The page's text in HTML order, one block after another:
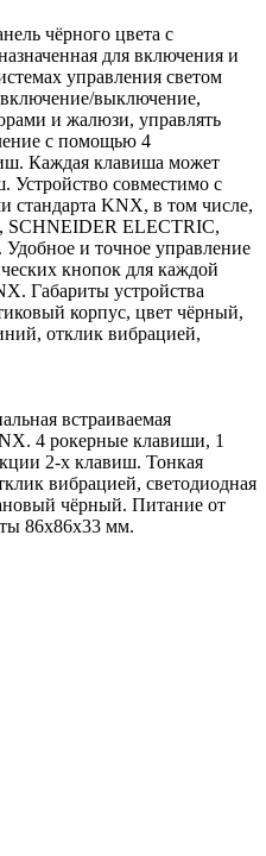
чёрного цвета с
для включения и
управления светом
выключение,
и жалюзи, управлять
с помощью 4
Каждая клавиша может
совместимо с
стандарта KNX, в том числе,
SCHNEIDER ELECTRIC,
и точное управление
кнопок для каждой
Габариты устройства
корпус, цвет чёрный,
отклик вибрацией,
встраиваемая
4 рокерные клавиши, 1
2-х клавиш. Тонкая
вибрацией, светодиодная
чёрный. Питание от
86x86x33 мм.